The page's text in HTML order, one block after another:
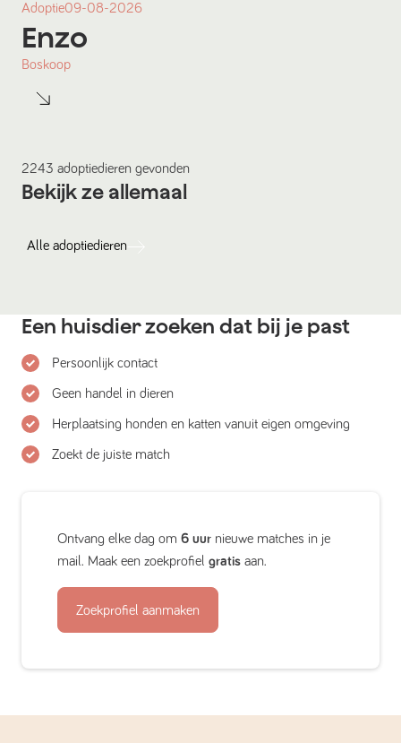
Adoptie09-08-2026
Enzo
Boskoop
2243 adoptiedieren gevonden
Bekijk ze allemaal
Alle adoptiedieren
Een huisdier zoeken dat bij je past
Persoonlijk contact
Geen handel in dieren
Herplaatsing honden en katten vanuit eigen omgeving
Zoekt de juiste match
Ontvang elke dag om 6 uur nieuwe matches in je
mail. Maak een zoekprofiel gratis aan.
Zoekprofiel aanmaken